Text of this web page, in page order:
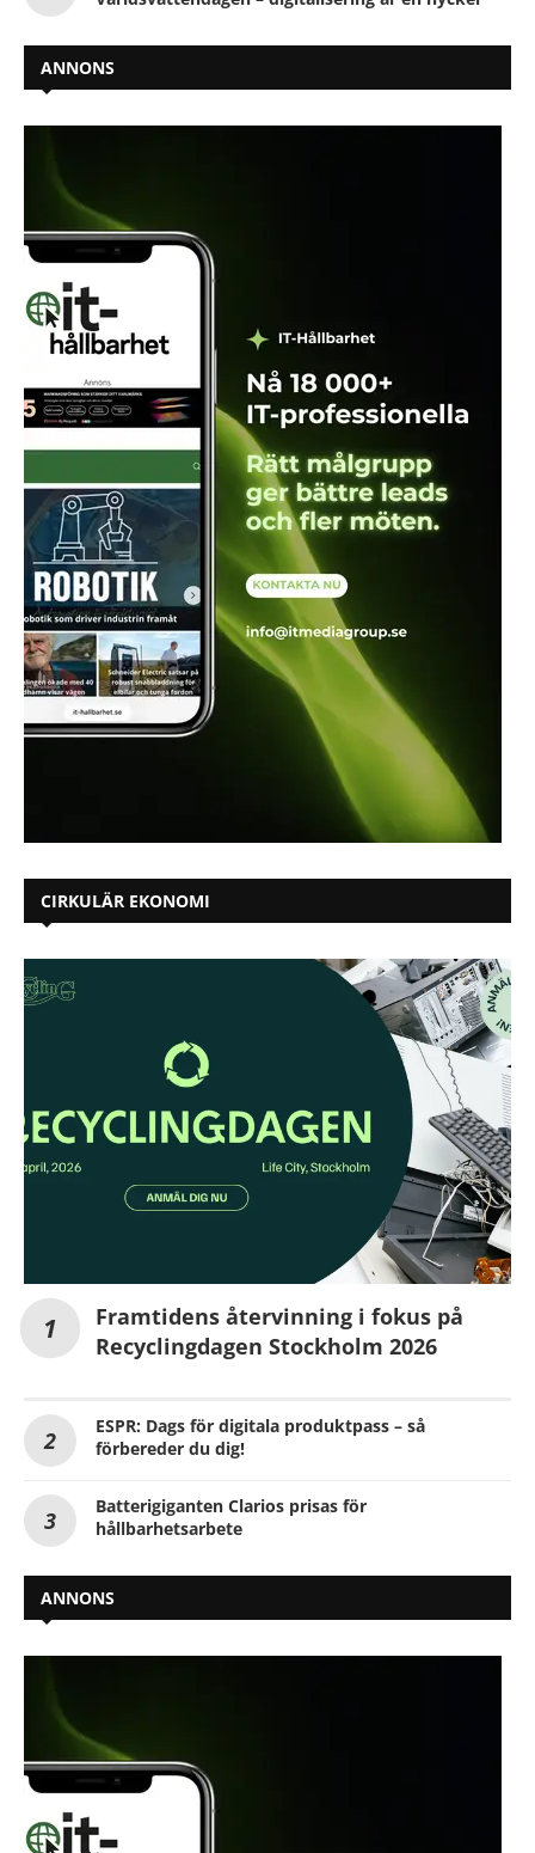
ANNONS
CIRKULÄR EKONOMI
Framtidens återvinning i fokus på
Recyclingdagen Stockholm 2026
ESPR: Dags för digitala produktpass – så
förbereder du dig!
Batterigiganten Clarios prisas för
hållbarhetsarbete
ANNONS